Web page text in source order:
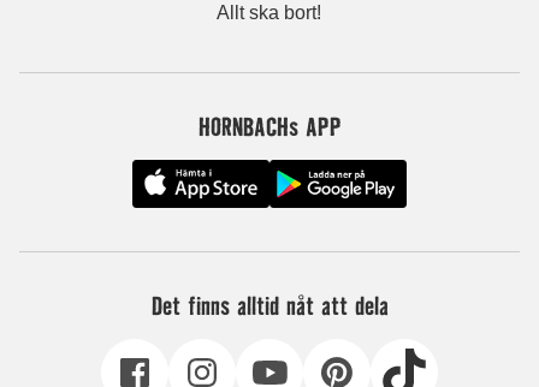
Allt ska bort!
HORNBACHs APP
Det finns alltid nåt att dela